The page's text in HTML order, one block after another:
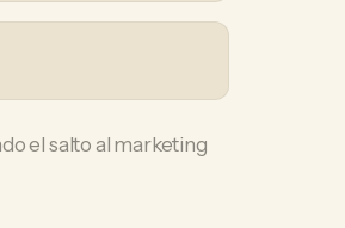
el salto al marketing